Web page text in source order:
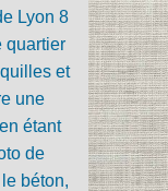
Lyon 8
quartier
et
une
étant
de
béton,